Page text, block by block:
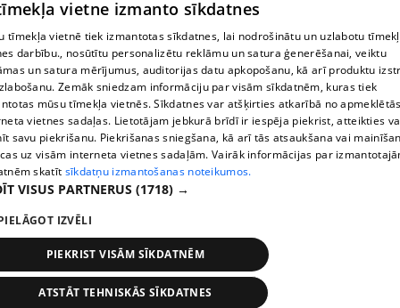
комментариев
TВ-программа
Условия договора
360 Ziņu kontakti
Helio Media
Служба помощи портала: э-почта -
All rights reserved.
vietne izmanto sīkdatnes
tīmekļa vietnē tiek izmantotas sīkdatnes, lai nodrošinātu un uzlabotu
darbību., nosūtītu personalizētu reklāmu un satura ģenerēšanai, veiktu
un satura mērījumus, auditorijas datu apkopošanu, kā arī produktu
Zemāk sniedzam informāciju par visām sīkdatnēm, kuras tiek
mūsu tīmekļa vietnēs. Sīkdatnes var atšķirties atkarībā no
vietnes sadaļas. Lietotājam jebkurā brīdī ir iespēja piekrist, atteikties
savu piekrišanu. Piekrišanas sniegšana, kā arī tās atsaukšana vai
uz visām interneta vietnes sadaļām. Vairāk informācijas par
skatīt sīkdatņu izmantošanas noteikumos.
VISUS PARTNERUS (1718) →
IZVĒLI
PIEKRIST VISĀM SĪKDATNĒM
ATSTĀT TEHNISKĀS SĪKDATNES